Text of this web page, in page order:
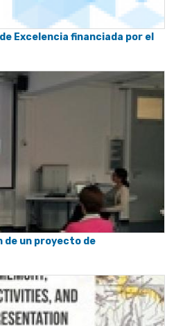
Excelencia financiada por el
de un proyecto de